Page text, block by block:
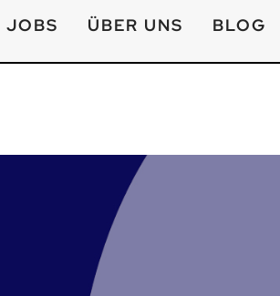
JOBS ÜBER UNS BLOG